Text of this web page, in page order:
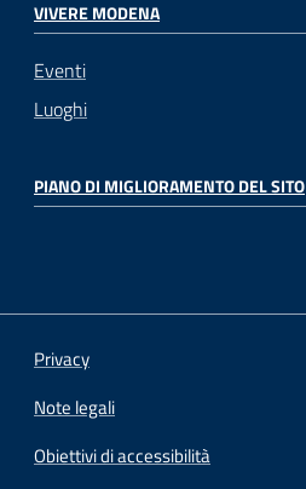
VIVERE MODENA
Eventi
Luoghi
PIANO DI MIGLIORAMENTO DEL SITO
Privacy
Note legali
Obiettivi di accessibilità